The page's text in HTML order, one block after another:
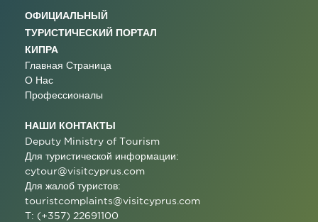
ОФИЦИАЛЬНЫЙ
ТУРИСТИЧЕСКИЙ ПОРТАЛ
КИПРА
Главная Страница
О Нас
Профессионалы
НАШИ КОНТАКТЫ
Deputy Ministry of Tourism
Для туристической информации:
cytour@visitcyprus.com
Для жалоб туристов:
touristcomplaints@visitcyprus.com
T: (+357) 22691100